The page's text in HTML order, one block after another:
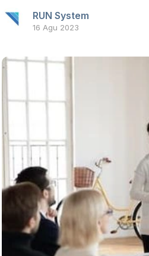
RUN System
16 Agu 2023